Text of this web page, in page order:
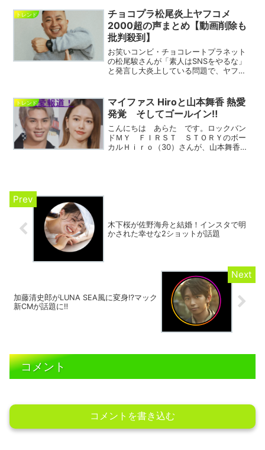
彼女の退社理由について調査したいと思
います！それでは早速いって...
トレンド
チョコプラ松尾炎上ヤフコメ
2000超の声まとめ【動画削除も
批判殺到】
お笑いコンビ・チョコレートプラネット
の松尾駿さんが「素人はSNSをやるな」
と発言し大炎上している問題で、ヤフー
た対応にも「逃げるな」との批判が集
中。茂木健一郎氏の擁...
トレンド
マイファス Hiroと山本舞香 熱愛
発覚 そしてゴールイン‼
こんにちは あらた です。ロックバン
ドＭＹ ＦＩＲＳＴ ＳＴＯＲＹのボー
カルＨｉｒｏ（30）さんが、山本舞香さ
木下桜が佐野海舟と結婚！インスタで明
かされた幸せな2ショットが話題
加藤清史郎がLUNA SEA風に変身⁉マック
新CMが話題に‼
コメント
コメントを書き込む